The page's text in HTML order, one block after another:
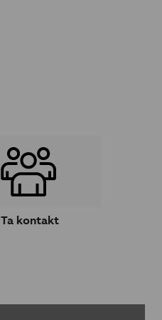
Ta kontakt